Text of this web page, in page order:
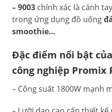
– 9003 chính xác là cánh
trong ứng dụng đồ uống
smoothie…
Đặc điểm nổi bật
công nghiệp Promix
– Công suất 1800W mạnh